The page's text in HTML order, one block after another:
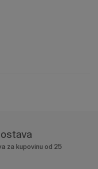
za kupovinu od 25